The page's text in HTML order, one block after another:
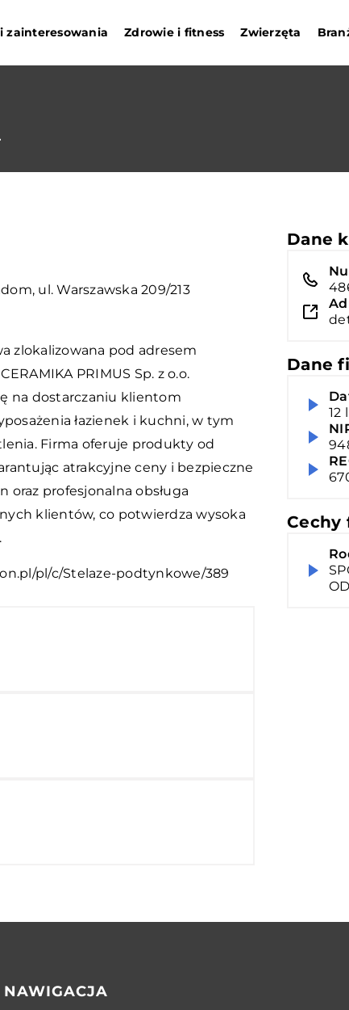
zainteresowania Zdrowie i fitness Zwierzęta
ul. Warszawska 209/213
zlokalizowana pod adresem
PRIMUS Sp. z o.o.
na dostarczaniu klientom
łazienek i kuchni, w tym
Firma oferuje produkty od
atrakcyjne ceny i bezpieczne
oraz profesjonalna obsługa
klientów, co potwierdza wysoka
pl/c/Stelaze-podtynkowe/389
Dane
Dane
12
Cechy
NAWIGACJA